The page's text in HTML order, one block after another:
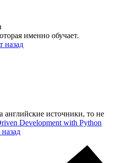
именно обучает.
назад
английские источники, то не
Development with Python
назад